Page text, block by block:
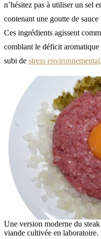
n’hésitez pas à utiliser un sel
contenant une goutte de
Ces ingrédients agissent
comblant le déficit aromatique
subi de stress environnemental.
Une version moderne du
viande cultivée en laboratoire.